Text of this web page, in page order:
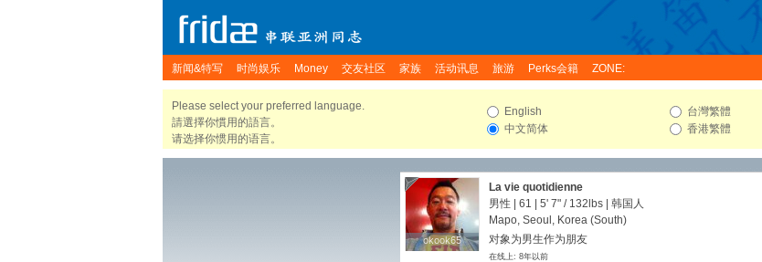
新闻&特写 时尚娱乐 Money 交友社区 家族 活动讯息 旅游 Perks会籍 ZONE:
Please select your preferred language.
請選擇你慣用的語言。
请选择你惯用的语言。
English
中文简体
台灣繁體
香港繁體
okook65
okook65
La vie quotidienne
男性 | 61 | 5' 7" / 132lbs | 韩国人
Mapo, Seoul, Korea (South)
对象为男生作为朋友
在线上: 8年以前